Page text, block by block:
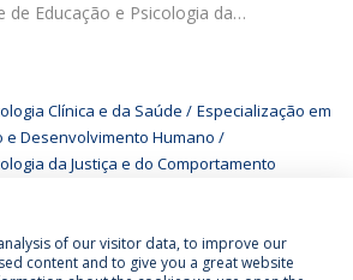
de Educação e Psicologia da…
Clínica e da Saúde
Especialização em
e Desenvolvimento Humano
da Justiça e do Comportamento
of our visitor data, to improve our
content and to give you a great website